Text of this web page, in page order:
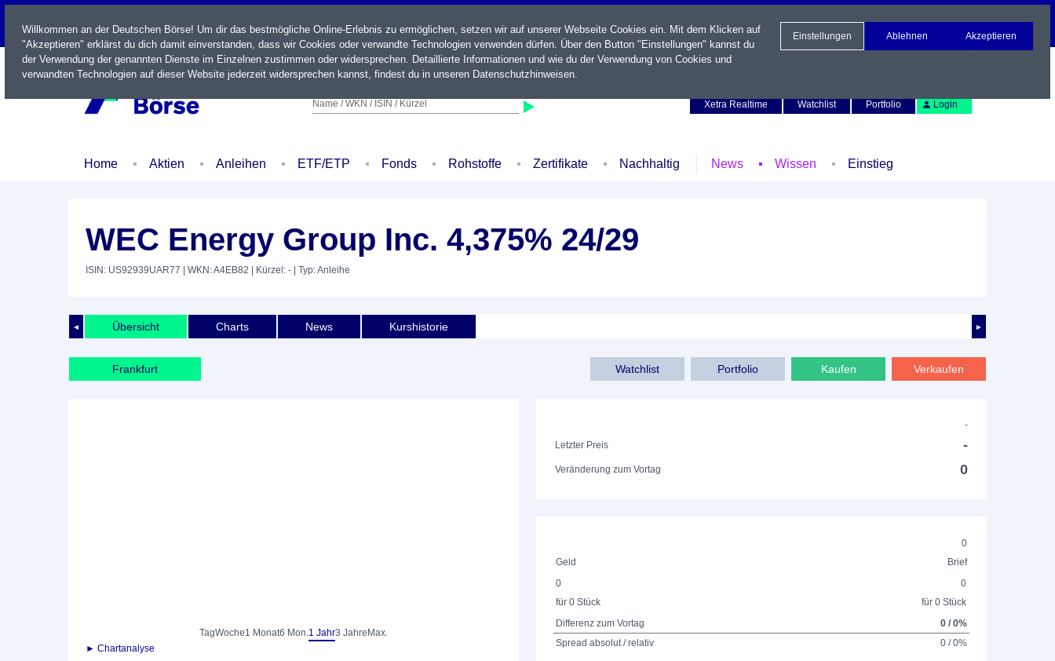
LIVE
Name / WKN / ISIN / Kürzel
Xetra Realtime
Watchlist Portfolio Login
Home Aktien Anleihen ETF/ETP Fonds Rohstoffe Zertifikate Nachhaltig News Wissen Einstieg
WEC Energy Group Inc. 4,375% 24/29
ISIN: US92939UAR77 | WKN: A4EB82 | Kürzel: - | Typ: Anleihe
◄ ►
Übersicht Charts News Kurshistorie
Frankfurt Verkaufen
Kaufen
Portfolio
Watchlist
TagWoche1 Monat6 Mon.1 Jahr3 Jahre Max.
► Chartanalyse
-
Letzter Preis
-
Veränderung zum Vortag 0
0
Geld
Brief
0
für 0 Stück
0
für 0 Stück
Differenz zum Vortag
0 / 0%
Spread absolut / relativ
0 / 0%
Willkommen an der Deutschen Börse! Um dir das bestmögliche Online-Erlebnis zu ermöglichen, setzen wir auf unserer Webseite Cookies ein. Mit dem Klicken auf
"Akzeptieren" erklärst du dich damit einverstanden, dass wir Cookies oder verwandte Technologien verwenden dürfen. Über den Button "Einstellungen" kannst du
der Verwendung der genannten Dienste im Einzelnen zustimmen oder widersprechen. Detaillierte Informationen und wie du der Verwendung von Cookies und
verwandten Technologien auf dieser Website jederzeit widersprechen kannst, findest du in unseren Datenschutzhinweisen.
Einstellungen Ablehnen Akzeptieren